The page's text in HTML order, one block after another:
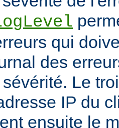
qui
des
Le
IP du
ensuite le